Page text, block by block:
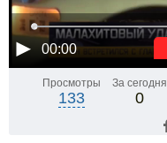
00:00
Просмотры
133
За сегодня
0